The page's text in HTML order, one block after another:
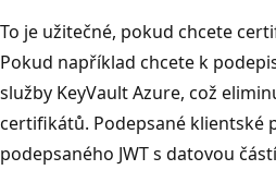
To je užitečné, pokud chcete
Pokud například chcete k
služby KeyVault Azure, což
certifikátů. Podepsané klientské
podepsaného JWT s datovou